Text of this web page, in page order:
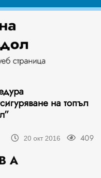
на топъл
20 окт 2016 409
А